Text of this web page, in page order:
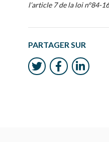
l’article 7 de la loi n°84-
PARTAGER SUR